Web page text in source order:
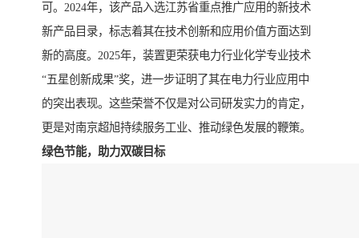
可。2024年，该产品入选江苏省重点推广应用的新技术
新产品目录，标志着其在技术创新和应用价值方面达到
新的高度。2025年，装置更荣获电力行业化学专业技术
“五星创新成果”奖，进一步证明了其在电力行业应用中
的突出表现。这些荣誉不仅是对公司研发实力的肯定，
更是对南京超旭持续服务工业、推动绿色发展的鞭策。
绿色节能，助力双碳目标